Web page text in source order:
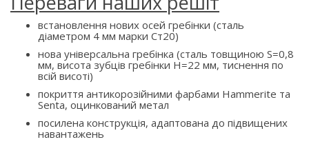
встановлення нових осей гребінки (сталь
діаметром 4 мм марки Ст20)
нова універсальна гребінка (сталь товщиною S=0,8
мм, висота зубців гребінки H=22 мм, тиснення по
всій висоті)
покриття антикорозійними фарбами Hammerite та
Senta, оцинкований метал
посилена конструкція, адаптована до підвищених
навантажень